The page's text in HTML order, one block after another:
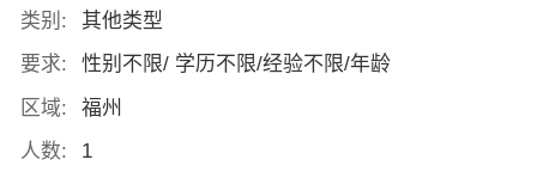
类别:
其他类型
要求:
性别不限/ 学历不限/经验不限/年龄
区域:
福州
人数:
1